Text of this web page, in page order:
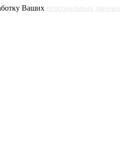
Ваших персональных данных